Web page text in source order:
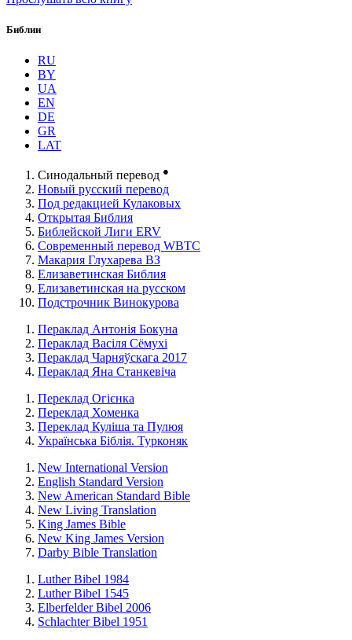
Библии
RU
BY
UA
EN
DE
GR
LAT
Синодальный перевод ●
Новый русский перевод
Под редакцией Кулаковых
Открытая Библия
Библейской Лиги ERV
Cовременный перевод WBTC
Макария Глухарева ВЗ
Елизаветинская Библия
Елизаветинская на русском
Подстрочник Винокурова
Пераклад Антонія Бокуна
Пераклад Васіля Сёмухі
Пераклад Чарняўскага 2017
Пераклад Яна Станкевіча
Переклад Огієнка
Переклад Хоменка
Переклад Куліша та Пулюя
Українська Біблія. Турконяк
New International Version
English Standard Version
New American Standard Bible
New Living Translation
King James Bible
New King James Version
Darby Bible Translation
Luther Bibel 1984
Luther Bibel 1545
Elberfelder Bibel 2006
Schlachter Bibel 1951